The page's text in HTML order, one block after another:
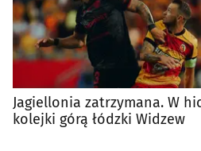
Jagiellonia zatrzymana. W
kolejki górą łódzki Widzew